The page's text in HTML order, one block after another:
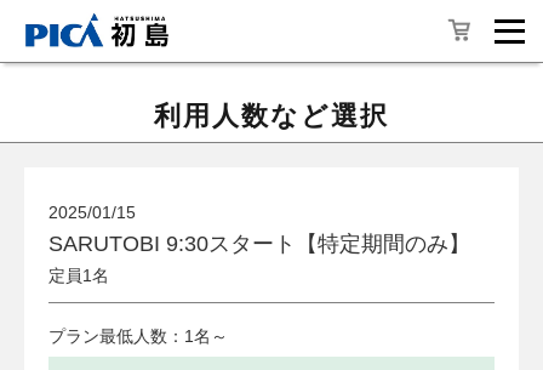
利用人数など選択
2025/01/15
SARUTOBI 9:30スタート【特定期間のみ】
定員1名
プラン最低人数：1名～